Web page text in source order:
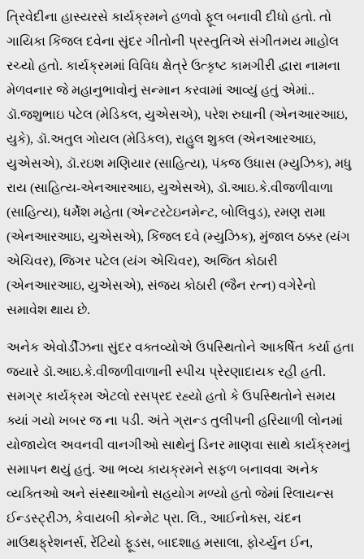
ત્રિવેદીના હાસ્યરસે કાર્યક્રમને હળવો ફૂલ બનાવી દીધો હતો. તો
ગાયિકા કિંજલ દવેના સુંદર ગીતોની પ્રસ્તુતિએ સંગીતમય માહોલ
રચ્યો હતો. કાર્યક્રમમાં વિવિધ ક્ષેત્રે ઉત્કૃષ્ટ કામગીરી દ્વારા નામના
મેળવનાર જે મહાનુભાવોનું સન્માન કરવામાં આવ્યું હતું એમાં..
ડૉ.જશુભાઇ પટેલ (મેડિકલ, યુએસએ), પરેશ રુઘાની (એનઆરઆઇ,
યુકે), ડૉ.અતુલ ગોયલ (મેડિકલ), રાહુલ શુક્લ (એનઆરઆઇ,
યુએસએ), ડૉ.રઇશ મણિયાર (સાહિત્ય), પંકજ ઉધાસ (મ્યુઝિક), મધુ
રાય (સાહિત્ય-એનઆરઆઇ, યુએસએ), ડૉ.આઇ.કે.વીજળીવાળા
(સાહિત્ય), ધર્મેશ મહેતા (એન્ટરટેઇનમેન્ટ, બોલિવુડ), રમણ રામા
(એનઆરઆઇ, યુએસએ), કિંજલ દવે (મ્યુઝિક), મુંજાલ ઠક્કર (યંગ
એચિવર), જિગર પટેલ (યંગ એચિવર), અજિત કોઠારી
(એનઆરઆઇ, યુએસએ), સંજય કોઠારી (જૈન રત્ન) વગેરેેનો
સમાવેશ થાય છે.
અનેક એવોર્ડીઝના સુંદર વક્તવ્યોએ ઉપસ્થિતોને આકર્ષિત કર્યા હતા
જ્યારે ડૉ.આઇ.કે.વીજળીવાળાની સ્પીચ પ્રેરણાદાયક રહી હતી.
સમગ્ર કાર્યક્રમ એટલો રસપ્રદ રહ્યો હતો કે ઉપસ્થિતોને સમય
ક્યાં ગયો ખબર જ ના પડી. અંતે ગ્રાન્ડ તુલીપની હરિયાળી લોનમાં
યોજાયેલ અવનવી વાનગીઓ સાથેનું ડિનર માણવા સાથે કાર્યક્રમનું
સમાપન થયું હતું. આ ભવ્ય કાયક્રમને સફળ બનાવવા અનેક
વ્યક્તિઓ અને સંસ્થાઓનો સહયોગ મળ્યો હતો જેમાં રિલાયન્સ
ઈન્ડસ્ટ્રીઝ, કેવાયબી કોન્મેટ પ્રા. લિ., આઈનોક્સ, ચંદન
માઉથફ્રેશનર્સ, રેંટિયો ફૂડસ, બાદશાહ મસાલા, ફોર્ચ્યુન ઈન,